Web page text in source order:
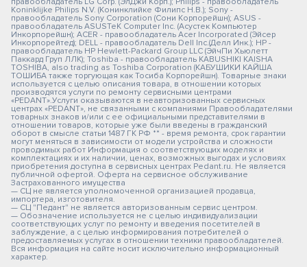
Koninklijke Philips N.V. (Конинклийке Филипс Н.В.); Sony -
правообладатель Sony Corporation (Сони Корпорейшн); ASUS -
правообладатель ASUSTeK Computer Inc. (Асустек Компьютер
Инкорпорейшн); ACER - правообладатель Acer Incorporated (Эйсер
Инкорпорейтед); DELL - правообладатель Dell Inc.(Делл Инк.); HP -
правообладатель HP Hewlett-Packard Group LLC (ЭйчПи Хьюлетт
Паккард Груп ЛЛК); Toshiba - правообладатель KABUSHIKI KAISHA
TOSHIBA, also trading as Toshiba Corporation (КАБУШИКИ КАЙША
ТОШИБА также торгующая как Тосиба Корпорейшн). Товарные знаки
используется с целью описания товара, в отношении которых
производятся услуги по ремонту сервисными центрами
«PEDANT».Услуги оказываются в неавторизованных сервисных
центрах «PEDANT», не связанными с компаниями Правообладателями
товарных знаков и/или с ее официальными представителями в
отношении товаров, которые уже были введены в гражданский
оборот в смысле статьи 1487 ГК РФ ** - время ремонта, срок гарантии
могут меняться в зависимости от модели устройства и сложности
проводимых работ Информация о соответствующих моделях и
комплектациях и их наличии, ценах, возможных выгодах и условиях
приобретения доступна в сервисных центрах Pedant.ru. Не является
публичной офертой. Оферта на сервисное обслуживание
Застрахованного имущества
— СЦ не является уполномоченной организацией продавца,
импортера, изготовителя.
— СЦ "Педант" не является авторизованным сервис центром.
— Обозначение используется не с целью индивидуализации
соответствующих услуг по ремонту и введения посетителей в
заблуждение, а с целью информирования потребителей о
предоставляемых услугах в отношении техники правообладателей.
Вся информация на сайте носит исключительно информационный
характер.